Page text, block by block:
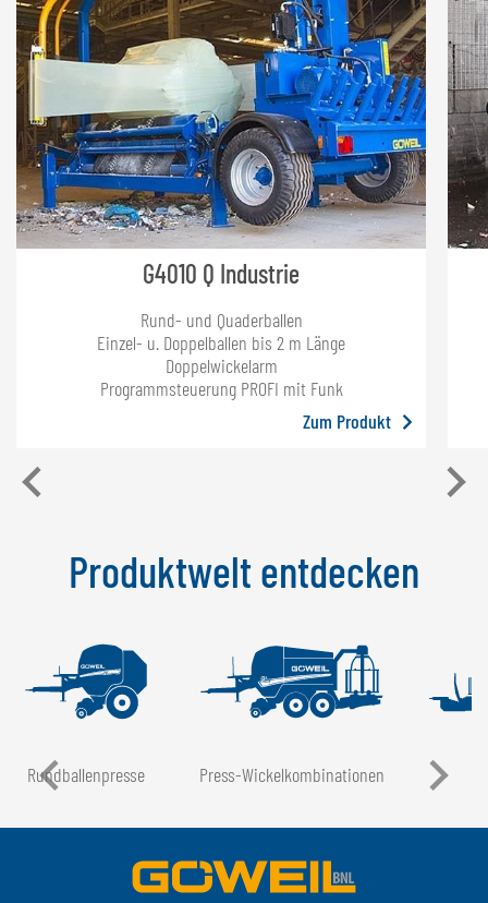
G4010 Q Industrie
Rund- und Quaderballen
Einzel- u. Doppelballen bis 2 m Länge
Doppelwickelarm
Programmsteuerung PROFI mit Funk
Zum Produkt
Produktwelt entdecken
Rundballen­presse Press-Wickel­kombinationen